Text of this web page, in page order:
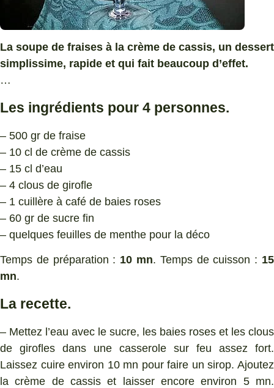
La soupe de fraises à la crème de cassis, un dessert
simplissime, rapide et qui fait beaucoup d’effet.
…
Les ingrédients pour 4 personnes.
– 500 gr de fraise
– 10 cl de crème de cassis
– 15 cl d’eau
– 4 clous de girofle
– 1 cuillère à café de baies roses
– 60 gr de sucre fin
– quelques feuilles de menthe pour la déco
Temps de préparation : 10 mn. Temps de cuisson : 15
mn.
La recette.
– Mettez l’eau avec le sucre, les baies roses et les clous
de girofles dans une casserole sur feu assez fort.
Laissez cuire environ 10 mn pour faire un sirop. Ajoutez
la crème de cassis et laisser encore environ 5 mn.